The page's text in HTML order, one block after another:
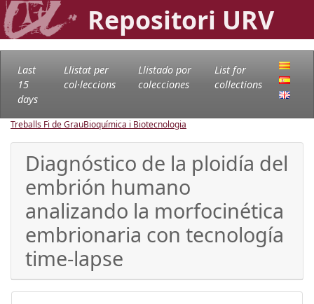
Repositori URV
Last
15
days
Llistat per
col·leccions
Llistado por
colecciones
List for
collections
Treballs Fi de GrauBioquímica i Biotecnologia
Diagnóstico de la ploidía del
embrión humano
analizando la morfocinética
embrionaria con tecnología
time-lapse